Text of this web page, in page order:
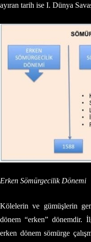
ayıran tarih ise I. Dünya
Erken Sömürgecilik Dönemi
Kölelerin ve gümüşlerin
dönem “erken” dönemdir.
erken dönem sömürge